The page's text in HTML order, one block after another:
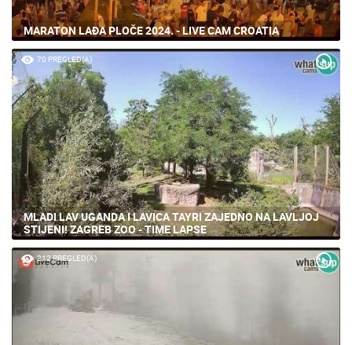
MARATON LAĐA PLOČE 2024. - LIVE CAM CROATIA
70 PREGLED(A)
MLADI LAV UGANDA I LAVICA TAYRI ZAJEDNO NA LAVLJOJ
STIJENI! ZAGREB ZOO - TIME LAPSE
212 PREGLED(A)